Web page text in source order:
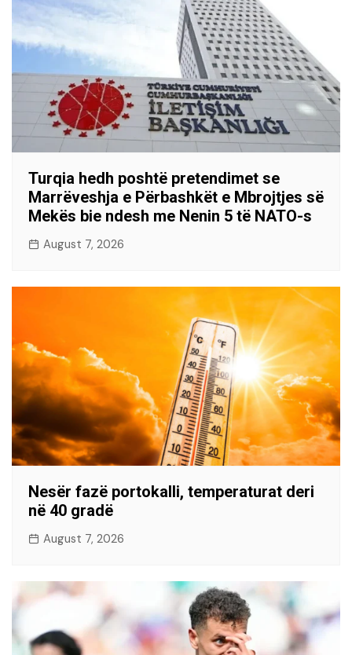
Turqia hedh poshtë pretendimet se
Marrëveshja e Përbashkët e Mbrojtjes së
Mekës bie ndesh me Nenin 5 të NATO-s
August 7, 2026
Nesër fazë portokalli, temperaturat deri
në 40 gradë
August 7, 2026